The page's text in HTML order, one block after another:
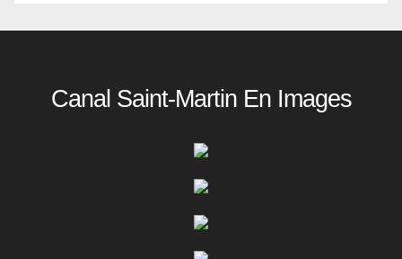
Canal Saint-Martin En Images